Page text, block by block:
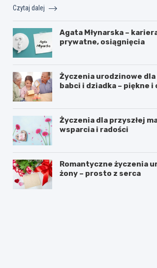
Czytaj dalej
Agata Młynarska –
prywatne, osiągnięcia
Życzenia urodzinowe
babci i dziadka – piękne i
Życzenia dla przyszłej
wsparcia i radości
Romantyczne życzenia
żony – prosto z serca